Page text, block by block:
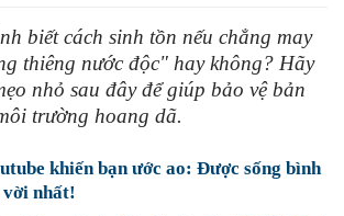
biết cách sinh tồn nếu chẳng may
thiêng nước độc" hay không? Hãy
nhỏ sau đây để giúp bảo vệ bản
trường hoang dã.
khiến bạn ước ao: Được sống bình
nhất!